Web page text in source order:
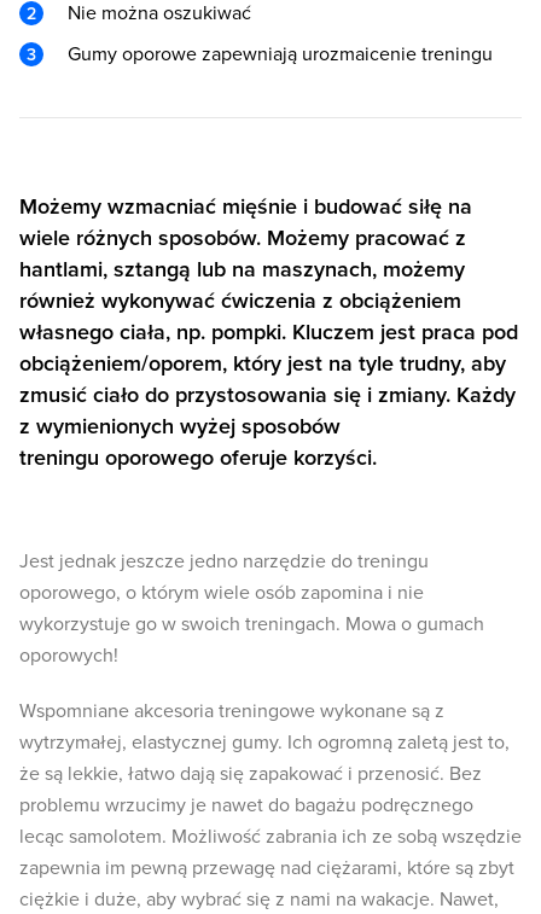
Nie można oszukiwać
Gumy oporowe zapewniają urozmaicenie treningu
Możemy wzmacniać mięśnie i budować siłę na
wiele różnych sposobów. Możemy pracować z
hantlami, sztangą lub na maszynach, możemy
również wykonywać ćwiczenia z obciążeniem
własnego ciała, np. pompki. Kluczem jest praca pod
obciążeniem/oporem, który jest na tyle trudny, aby
zmusić ciało do przystosowania się i zmiany. Każdy
z wymienionych wyżej sposobów
treningu oporowego oferuje korzyści.
Jest jednak jeszcze jedno narzędzie do treningu
oporowego, o którym wiele osób zapomina i nie
wykorzystuje go w swoich treningach. Mowa o gumach
oporowych!
Wspomniane akcesoria treningowe wykonane są z
wytrzymałej, elastycznej gumy. Ich ogromną zaletą jest to,
że są lekkie, łatwo dają się zapakować i przenosić. Bez
problemu wrzucimy je nawet do bagażu podręcznego
lecąc samolotem. Możliwość zabrania ich ze sobą wszędzie
zapewnia im pewną przewagę nad ciężarami, które są zbyt
ciężkie i duże, aby wybrać się z nami na wakacje. Nawet,